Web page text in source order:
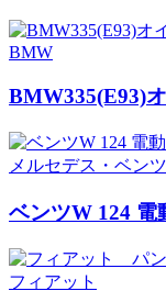
BMW
BMW335(E93)
メルセデス・ベンツ
ベンツW 124 電
フィアット